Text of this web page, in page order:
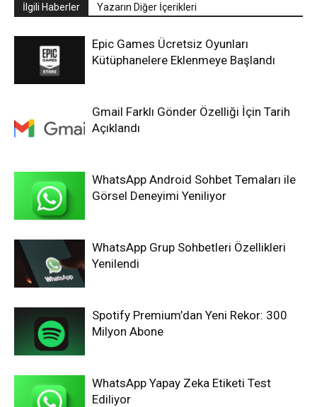
İlgili Haberler Yazarın Diğer İçerikleri
Epic Games Ücretsiz Oyunları
Kütüphanelere Eklenmeye Başlandı
Gmail Farklı Gönder Özelliği İçin Tarih
Açıklandı
WhatsApp Android Sohbet Temaları ile
Görsel Deneyimi Yeniliyor
WhatsApp Grup Sohbetleri Özellikleri
Yenilendi
Spotify Premium’dan Yeni Rekor: 300
Milyon Abone
WhatsApp Yapay Zeka Etiketi Test
Ediliyor